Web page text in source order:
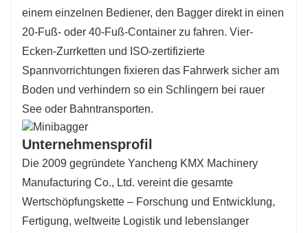
einem einzelnen Bediener, den Bagger direkt in einen
20-Fuß- oder 40-Fuß-Container zu fahren. Vier-
Ecken-Zurrketten und ISO-zertifizierte
Spannvorrichtungen fixieren das Fahrwerk sicher am
Boden und verhindern so ein Schlingern bei rauer
See oder Bahntransporten.
Unternehmensprofil
Die 2009 gegründete Yancheng KMX Machinery
Manufacturing Co., Ltd. vereint die gesamte
Wertschöpfungskette – Forschung und Entwicklung,
Fertigung, weltweite Logistik und lebenslanger